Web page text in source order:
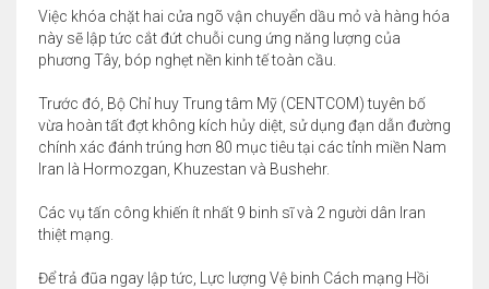
Việc khóa chặt hai cửa ngõ vận chuyển dầu mỏ và hàng hóa
này sẽ lập tức cắt đứt chuỗi cung ứng năng lượng của
phương Tây, bóp nghẹt nền kinh tế toàn cầu.
Trước đó, Bộ Chỉ huy Trung tâm Mỹ (CENTCOM) tuyên bố
vừa hoàn tất đợt không kích hủy diệt, sử dụng đạn dẫn đường
chính xác đánh trúng hơn 80 mục tiêu tại các tỉnh miền Nam
Iran là Hormozgan, Khuzestan và Bushehr.
Các vụ tấn công khiến ít nhất 9 binh sĩ và 2 người dân Iran
thiệt mạng.
Để trả đũa ngay lập tức, Lực lượng Vệ binh Cách mạng Hồi